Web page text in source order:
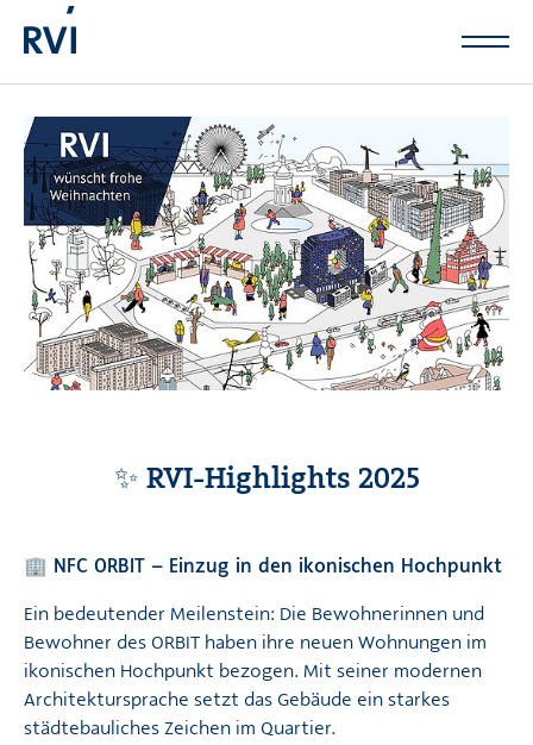
✨ RVI-Highlights 2025
🏢 NFC ORBIT – Einzug in den ikonischen Hochpunkt
Ein bedeutender Meilenstein: Die Bewohnerinnen und
Bewohner des ORBIT haben ihre neuen Wohnungen im
ikonischen Hochpunkt bezogen. Mit seiner modernen
Architektursprache setzt das Gebäude ein starkes
städtebauliches Zeichen im Quartier.